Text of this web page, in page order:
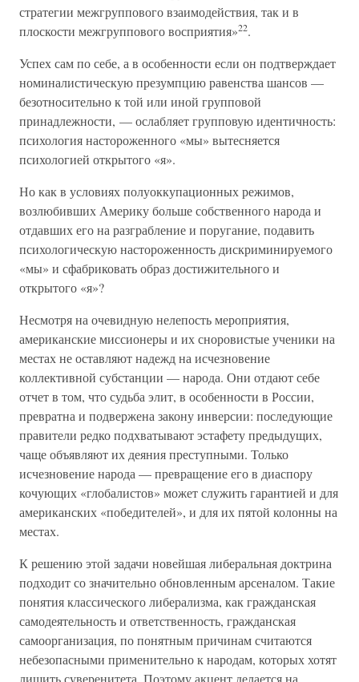
стратегии межгруппового взаимодействия, так и в
плоскости межгруппового восприятия»22.
Успех сам по себе, а в особенности если он подтверждает
номиналистическую презумпцию равенства шансов —
безотносительно к той или иной групповой
принадлежности, — ослабляет групповую идентичность:
психология настороженного «мы» вытесняется
психологией открытого «я».
Но как в условиях полуоккупационных режимов,
возлюбивших Америку больше собственного народа и
отдавших его на разграбление и поругание, подавить
психологическую настороженность дискриминируемого
«мы» и сфабриковать образ достижительного и
открытого «я»?
Несмотря на очевидную нелепость мероприятия,
американские миссионеры и их сноровистые ученики на
местах не оставляют надежд на исчезновение
коллективной субстанции — народа. Они отдают себе
отчет в том, что судьба элит, в особенности в России,
превратна и подвержена закону инверсии: последующие
правители редко подхватывают эстафету предыдущих,
чаще объявляют их деяния преступными. Только
исчезновение народа — превращение его в диаспору
кочующих «глобалистов» может служить гарантией и для
американских «победителей», и для их пятой колонны на
местах.
К решению этой задачи новейшая либеральная доктрина
подходит со значительно обновленным арсеналом. Такие
понятия классического либерализма, как гражданская
самодеятельность и ответственность, гражданская
самоорганизация, по понятным причинам считаются
небезопасными применительно к народам, которых хотят
лишить суверенитета. Поэтому акцент делается на